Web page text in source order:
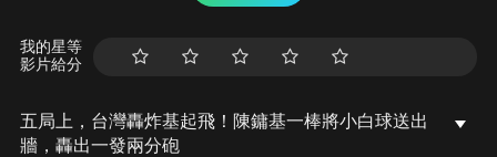
我的星等
影片給分
五局上，台灣轟炸基起飛！陳鏞基一棒將小白球送出
牆，轟出一發兩分砲